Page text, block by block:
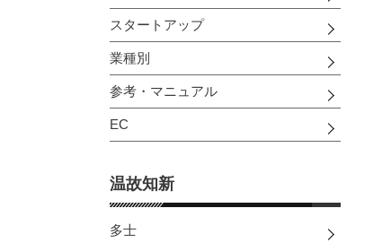
スタートアップ
業種別
参考・マニュアル
EC
温故知新
多士